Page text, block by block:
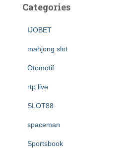
Categories
IJOBET
mahjong slot
Otomotif
rtp live
SLOT88
spaceman
Sportsbook